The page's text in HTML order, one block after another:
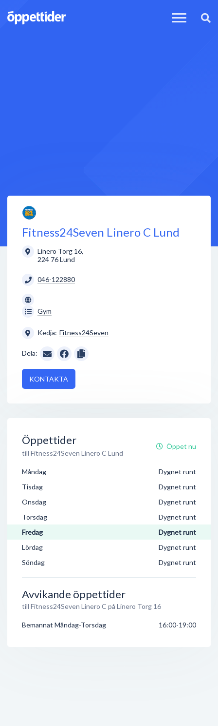
Fitness24Seven Linero C Lund
Linero Torg 16,
224 76Lund
046-122880
Gym
Kedja: Fitness24Seven
Dela:
KONTAKTA
Öppettider
till Fitness24Seven Linero C Lund
Öppet nu
Måndag
Dygnet runt
Tisdag
Dygnet runt
Onsdag
Dygnet runt
Torsdag
Dygnet runt
Fredag
Dygnet runt
Lördag
Dygnet runt
Söndag
Dygnet runt
Avvikande öppettider
till Fitness24Seven Linero C på Linero Torg 16
Bemannat Måndag-Torsdag 16:00-19:00